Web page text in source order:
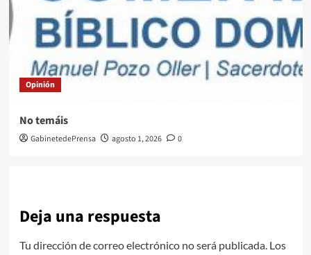
Opinión
No temáis
GabinetedePrensa agosto 1, 2026 0
Deja una respuesta
Tu dirección de correo electrónico no será publicada. Los